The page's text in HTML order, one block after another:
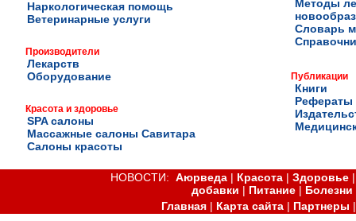
Наркологическая помощь
Ветеринарные услуги
Производители
Лекарств
Оборудование
Красота и здоровье
SPA салоны
Массажные салоны Савитара
Салоны красоты
Методы
Словарь
Публикации
Книги
Рефераты
НОВОСТИ:Аюрведа | Красота |Здоровье
добавки | Питание| Болезни
Главная| Карта сайта| Партнеры